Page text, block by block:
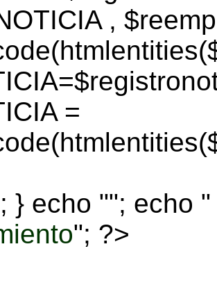
,
=
} echo ""; echo "
"; ?>